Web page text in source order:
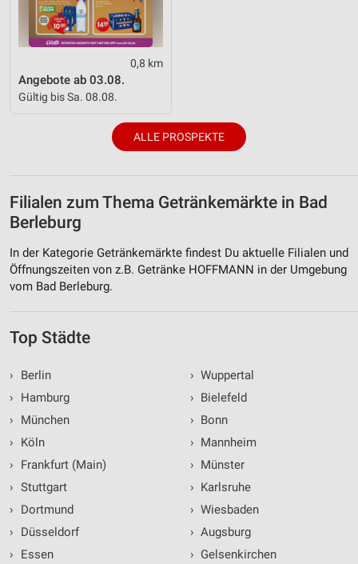
0,8 km
Angebote ab 03.08.
Gültig bis Sa. 08.08.
ALLE PROSPEKTE
Filialen zum Thema Getränkemärkte in Bad
Berleburg
In der Kategorie Getränkemärkte findest Du aktuelle Filialen und
Öffnungszeiten von z.B. Getränke HOFFMANN in der Umgebung
vom Bad Berleburg.
Top Städte
›
Berlin
›
Hamburg
›
München
›
Köln
›
Frankfurt (Main)
› Stuttgart
›
Dortmund
›
Düsseldorf
›
Essen
› Wuppertal
› Bielefeld
› Bonn
› Mannheim
› Münster
› Karlsruhe
› Wiesbaden
› Augsburg
› Gelsenkirchen